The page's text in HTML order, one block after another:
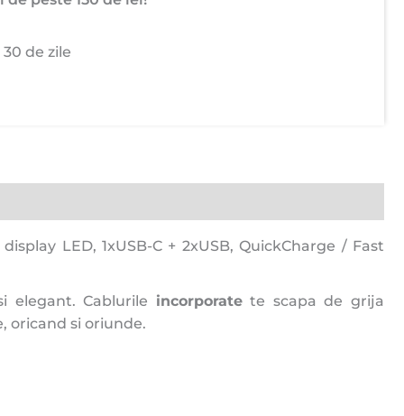
de zile
LED, 1xUSB-C + 2xUSB, QuickCharge / Fast
elegant. Cablurile incorporatete scapa de grija
oricand si oriunde.